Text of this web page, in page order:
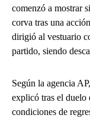
comenzó a mostrar
corva tras una
dirigió al vestuario
partido, siendo
Según la agencia
explicó tras el duelo
condiciones de